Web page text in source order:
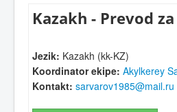
Kazakh - Prevod
Jezik: Kazakh (kk-KZ)
Koordinator ekipe: Akylkerey
Kontakt: sarvarov1985@mail.ru